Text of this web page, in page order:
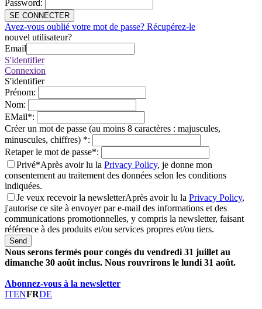
Password:
SE CONNECTER
Avez-vous oublié votre mot de passe? Récupérez-le
nouvel utilisateur?
Email
S'identifier
Connexion
S'identifier
Prénom:
Nom:
EMail*:
Créer un mot de passe (au moins 8 caractères : majuscules,
minuscules, chiffres) *:
Retaper le mot de passe*:
Privé*Après avoir lu la Privacy Policy, je donne mon
consentement au traitement des données selon les conditions
indiquées.
Je veux recevoir la newsletterAprès avoir lu la Privacy Policy,
j'autorise ce site à envoyer par e-mail des informations et des
communications promotionnelles, y compris la newsletter, faisant
référence à des produits et/ou services propres et/ou tiers.
Send
Nous serons fermés pour congés du vendredi 31 juillet au
dimanche 30 août inclus. Nous rouvrirons le lundi 31 août.
Abonnez-vous à la newsletter
ITENFRDE